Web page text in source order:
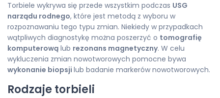
Torbiele wykrywa się przede wszystkim podczas USG
narządu rodnego, które jest metodą z wyboru w
rozpoznawaniu tego typu zmian. Niekiedy w przypadkach
wątpliwych diagnostykę można poszerzyć o tomografię
komputerową lub rezonans magnetyczny. W celu
wykluczenia zmian nowotworowych pomocne bywa
wykonanie biopsji lub badanie markerów nowotworowych.
Rodzaje torbieli